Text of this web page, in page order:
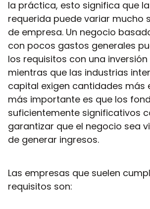
la práctica, esto significa que
requerida puede variar mucho
de empresa. Un negocio
con pocos gastos generales
los requisitos con una inversión
mientras que las industrias
capital exigen cantidades más
más importante es que los
suficientemente significativos
garantizar que el negocio sea
de generar ingresos.
Las empresas que suelen
requisitos son: